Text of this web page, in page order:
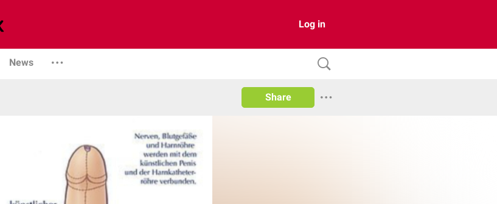
Log in
News
Share